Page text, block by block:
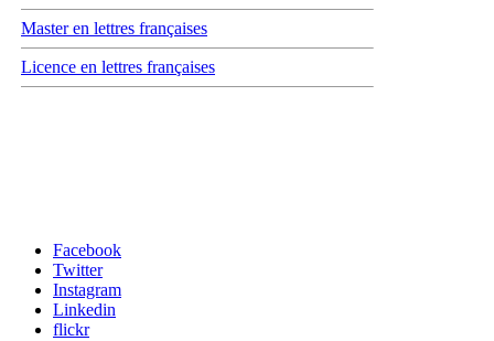
Master en lettres françaises
Licence en lettres françaises
Facebook
Twitter
Instagram
Linkedin
flickr